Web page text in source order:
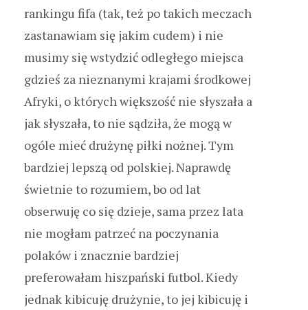
rankingu fifa (tak, też po takich meczach
zastanawiam się jakim cudem) i nie
musimy się wstydzić odległego miejsca
gdzieś za nieznanymi krajami środkowej
Afryki, o których większość nie słyszała a
jak słyszała, to nie sądziła, że mogą w
ogóle mieć drużynę piłki nożnej. Tym
bardziej lepszą od polskiej. Naprawdę
świetnie to rozumiem, bo od lat
obserwuję co się dzieje, sama przez lata
nie mogłam patrzeć na poczynania
polaków i znacznie bardziej
preferowałam hiszpański futbol. Kiedy
jednak kibicuję drużynie, to jej kibicuję i